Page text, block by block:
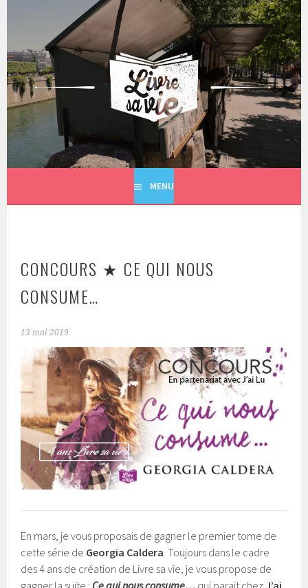
principal
LIVRE SA VIE
MENU
CONCOURS ★ CE QUI NOUS
CONSUME…
13 mai 2019
En mars, je vous proposais de gagner le premier tome de
cette série de Georgia Caldera . Toujours dans le cadre
des 4 ans de création de Livre sa vie, je vous propose de
gagner la suite : Ce qui nous consume… qui parait chezJ’ai